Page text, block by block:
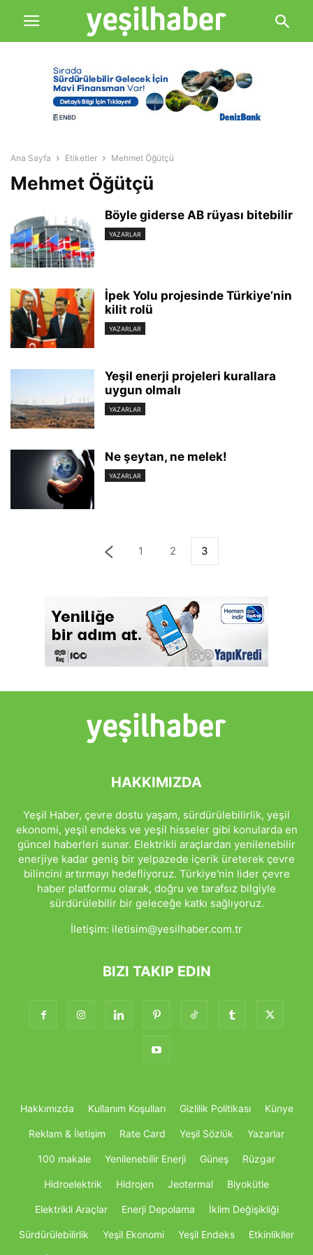
Ana Sayfa Etiketler Mehmet Öğütçü
Mehmet Öğütçü
Böyle giderse AB rüyası bitebilir
YAZARLAR
İpek Yolu projesinde Türkiye’nin
kilit rolü
YAZARLAR
Yeşil enerji projeleri kurallara
uygun olmalı
YAZARLAR
Ne şeytan, ne melek!
YAZARLAR
1 2 3
HAKKIMIZDA
Yeşil Haber, çevre dostu yaşam, sürdürülebilirlik, yeşil
ekonomi, yeşil endeks ve yeşil hisseler gibi konularda en
güncel haberleri sunar. Elektrikli araçlardan yenilenebilir
enerjiye kadar geniş bir yelpazede içerik üreterek çevre
bilincini artırmayı hedefliyoruz. Türkiye'nin lider çevre
haber platformu olarak, doğru ve tarafsız bilgiyle
sürdürülebilir bir geleceğe katkı sağlıyoruz.
İletişim: iletisim@yesilhaber.com.tr
BIZI TAKIP EDIN
Hakkımızda Kullanım Koşulları Gizlilik Politikası Künye
Reklam & İletişim Rate Card Yeşil Sözlük Yazarlar
100 makale Yenilenebilir Enerji Güneş Rüzgar
Hidroelektrik Hidrojen Jeotermal Biyokütle
Elektrikli Araçlar Enerji Depolama İklim Değişikliği
Sürdürülebilirlik Yeşil Ekonomi Yeşil Endeks Etkinlikller